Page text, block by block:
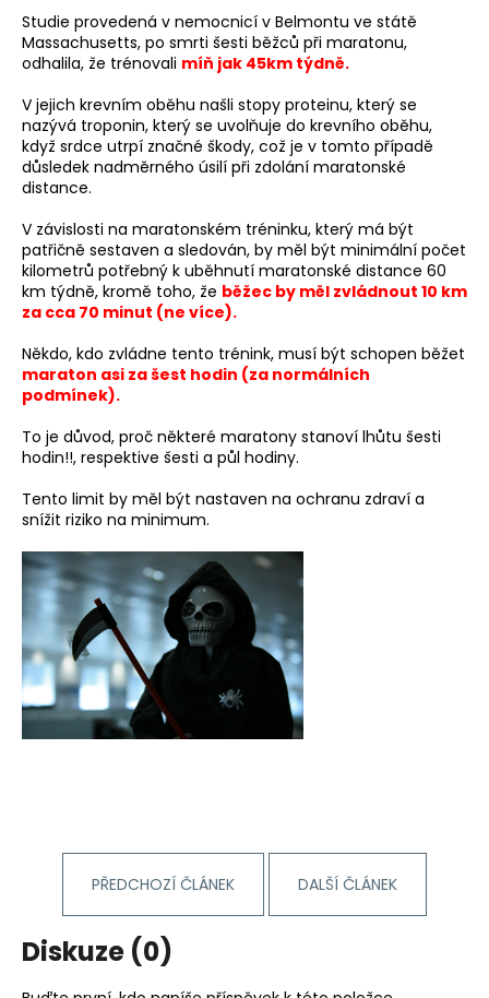
Studie provedená v nemocnicí v Belmontu ve státě
Massachusetts, po smrti šesti běžců při maratonu,
odhalila, že trénovali míň jak 45km týdně.
V jejich krevním oběhu našli stopy proteinu, který se
nazývá troponin, který se uvolňuje do krevního oběhu,
když srdce utrpí značné škody, což je v tomto případě
důsledek nadměrného úsilí při zdolání maratonské
distance.
V závislosti na maratonském tréninku, který má být
patřičně sestaven a sledován, by měl být minimální počet
kilometrů potřebný k uběhnutí maratonské distance 60
km týdně, kromě toho, že běžec by měl zvládnout 10 km
za cca 70 minut (ne více).
Někdo, kdo zvládne tento trénink, musí být schopen běžet
maraton asi za šest hodin (za normálních
podmínek).
To je důvod, proč některé maratony stanoví lhůtu šesti
hodin!!, respektive šesti a půl hodiny.
Tento limit by měl být nastaven na ochranu zdraví a
snížit riziko na minimum.
PŘEDCHOZÍ ČLÁNEK DALŠÍ ČLÁNEK
Diskuze (0)
a
j
t
?
HLEDAT
D
o
p
r
u
č
u
e
m
e
BĚŽECKÁ
BUNDA
RONHILL
Původně: